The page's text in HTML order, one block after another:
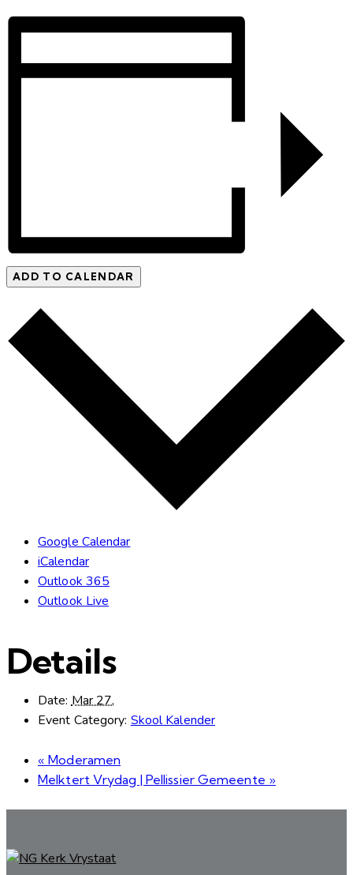
ADD TO CALENDAR
Google Calendar
iCalendar
Outlook 365
Outlook Live
Details
Date: Mar 27,
Event Category: Skool Kalender
« Moderamen
Melktert Vrydag | Pellissier Gemeente »